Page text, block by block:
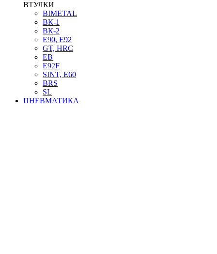
ВТУЛКИ
BIMETAL
ВК-1
ВК-2
Е90, E92
GT, HRC
EB
Е92F
SINT, E60
BRS
SL
ПНЕВМАТИКА